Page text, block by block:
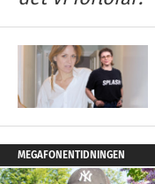
MEGAFONENTIDNINGEN